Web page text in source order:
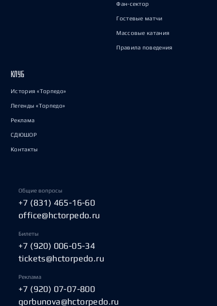
Фан-сектор
Гостевые матчи
Массовые катания
Правила поведения
КЛУБ
История «Торпедо»
Легенды «Торпедо»
Реклама
СДЮШОР
Контакты
Общие вопросы
+7 (831) 465-16-60
office@hctorpedo.ru
Билеты
+7 (920) 006-05-34
tickets@hctorpedo.ru
Реклама
+7 (920) 07-07-800
gorbunova@hctorpedo.ru